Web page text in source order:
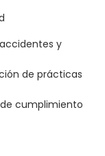
y
de prácticas
de cumplimiento